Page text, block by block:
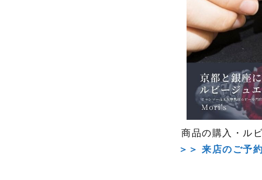
商品の購入・ル
＞＞ 来店のご予